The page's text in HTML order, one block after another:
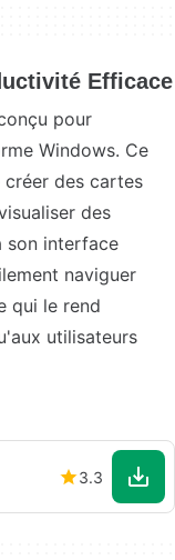
Efficace
pour
Windows. Ce
des cartes
des
son interface
naviguer
qui le rend
utilisateurs
3.3